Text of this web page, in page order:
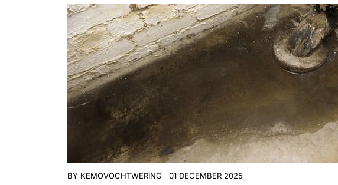
BY KEMOVOCHTWERING 01 DECEMBER 2025